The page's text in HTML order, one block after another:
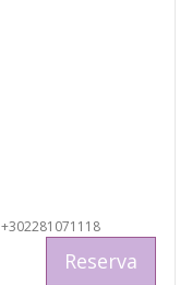
+302281071118
Reserva